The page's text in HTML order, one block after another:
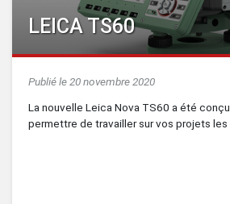
LEICA TS60
Publié le 20 novembre 2020
La nouvelle Leica Nova TS60 a été
permettre de travailler sur vos projets les